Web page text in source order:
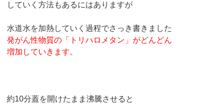
していく方法もあるにはありますが
水道水を加熱していく過程でさっき書きました
発がん性物質の「トリハロメタン」がどんどん
増加していきます。
約10分蓋を開けたまま沸騰させると